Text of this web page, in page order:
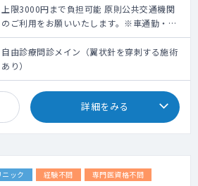
上限3000円まで負担可能 原則公共交通機関
のご利用をお願いいたします。※車通勤・タ
クシー利用要相談
自由診療問診メイン（翼状針を穿刺する施術
あり）
詳細をみる
ニック 経験不問 専門医資格不問